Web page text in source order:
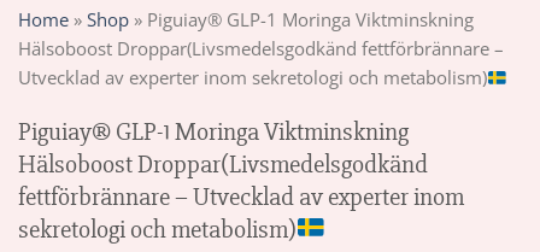
Home » Shop » Piguiay® GLP-1 Moringa Viktminskning
Hälsoboost Droppar(Livsmedelsgodkänd fettförbrännare –
Utvecklad av experter inom sekretologi och metabolism)
Piguiay® GLP-1 Moringa Viktminskning
Hälsoboost Droppar(Livsmedelsgodkänd
fettförbrännare – Utvecklad av experter inom
sekretologi och metabolism)